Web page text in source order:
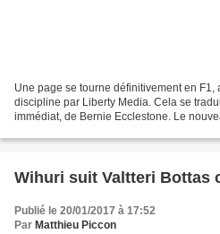
Une page se tourne définitivement en
discipline par Liberty Media. Cela se
immédiat, de Bernie Ecclestone. Le
Wihuri suit Valtteri Bottas
Publié le 20/01/2017 à 17:52
Par Matthieu Piccon